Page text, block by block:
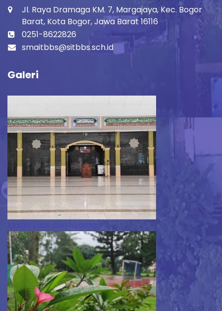
Jl. Raya Dramaga KM. 7, Margajaya, Kec. Bogor
Barat, Kota Bogor, Jawa Barat 16116
0251-8622826
smaitbbs@sitbbs.sch.id
Galeri
Masjid Luas dan Nyaman